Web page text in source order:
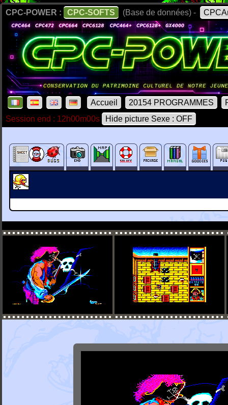
CPC-POWER : CPC-SOFTS (Base de données) -
Accueil 20154 PROGRAMMES
Session end : 12h00m00s
Hide picture Sexe : OFF